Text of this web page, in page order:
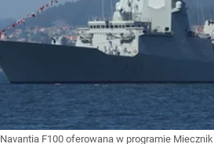
Navantia F100 oferowana w programie Miecznik